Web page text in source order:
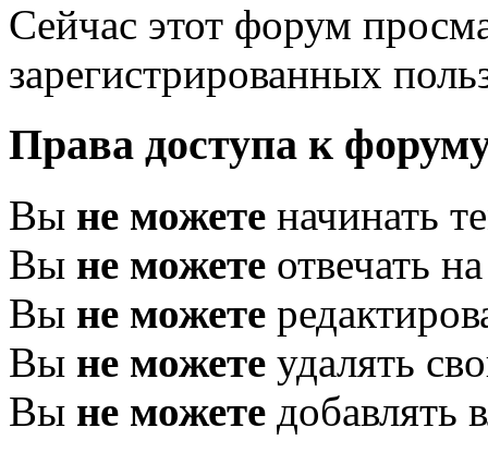
Сейчас этот форум
зарегистрированных
Права доступа к
Вы не можете начинать
Вы не можете отвечать
Вы не можете
Вы не можете удалять
Вы не можете добавлять